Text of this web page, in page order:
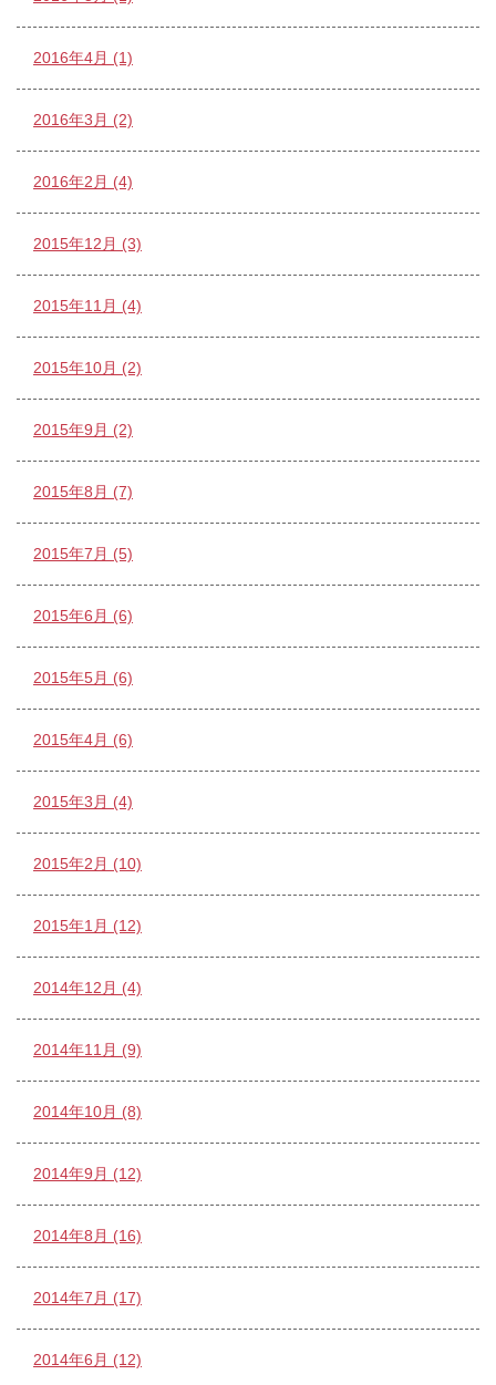
2016年4月 (1)
2016年3月 (2)
2016年2月 (4)
2015年12月 (3)
2015年11月 (4)
2015年10月 (2)
2015年9月 (2)
2015年8月 (7)
2015年7月 (5)
2015年6月 (6)
2015年5月 (6)
2015年4月 (6)
2015年3月 (4)
2015年2月 (10)
2015年1月 (12)
2014年12月 (4)
2014年11月 (9)
2014年10月 (8)
2014年9月 (12)
2014年8月 (16)
2014年7月 (17)
2014年6月 (12)